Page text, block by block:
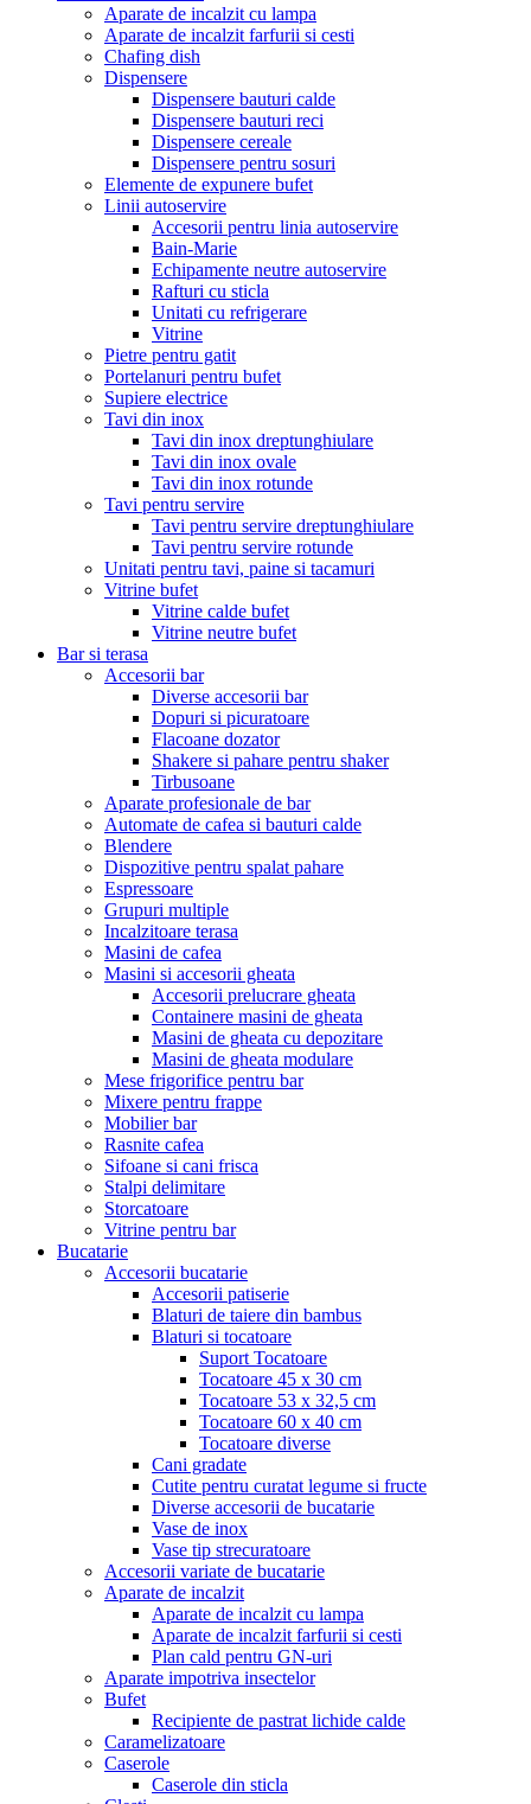
Aparate de incalzit cu lampa
Aparate de incalzit farfurii si cesti
Chafing dish
Dispensere
Dispensere bauturi calde
Dispensere bauturi reci
Dispensere cereale
Dispensere pentru sosuri
Elemente de expunere bufet
Linii autoservire
Accesorii pentru linia autoservire
Bain-Marie
Echipamente neutre autoservire
Rafturi cu sticla
Unitati cu refrigerare
Vitrine
Pietre pentru gatit
Portelanuri pentru bufet
Supiere electrice
Tavi din inox
Tavi din inox dreptunghiulare
Tavi din inox ovale
Tavi din inox rotunde
Tavi pentru servire
Tavi pentru servire dreptunghiulare
Tavi pentru servire rotunde
Unitati pentru tavi, paine si tacamuri
Vitrine bufet
Vitrine calde bufet
Vitrine neutre bufet
Bar si terasa
Accesorii bar
Diverse accesorii bar
Dopuri si picuratoare
Flacoane dozator
Shakere si pahare pentru shaker
Tirbusoane
Aparate profesionale de bar
Automate de cafea si bauturi calde
Blendere
Dispozitive pentru spalat pahare
Espressoare
Grupuri multiple
Incalzitoare terasa
Masini de cafea
Masini si accesorii gheata
Accesorii prelucrare gheata
Containere masini de gheata
Masini de gheata cu depozitare
Masini de gheata modulare
Mese frigorifice pentru bar
Mixere pentru frappe
Mobilier bar
Rasnite cafea
Sifoane si cani frisca
Stalpi delimitare
Storcatoare
Vitrine pentru bar
Bucatarie
Accesorii bucatarie
Accesorii patiserie
Blaturi de taiere din bambus
Blaturi si tocatoare
Suport Tocatoare
Tocatoare 45 x 30 cm
Tocatoare 53 x 32,5 cm
Tocatoare 60 x 40 cm
Tocatoare diverse
Cani gradate
Cutite pentru curatat legume si fructe
Diverse accesorii de bucatarie
Vase de inox
Vase tip strecuratoare
Accesorii variate de bucatarie
Aparate de incalzit
Aparate de incalzit cu lampa
Aparate de incalzit farfurii si cesti
Plan cald pentru GN-uri
Aparate impotriva insectelor
Bufet
Recipiente de pastrat lichide calde
Caramelizatoare
Caserole
Caserole din sticla